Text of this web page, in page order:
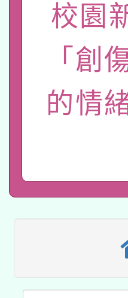
「數位
pilot」
有關大
薪期間
轉知經
業技術
用水績
115年8
桃園市
2026年
本校
招甄選
適應運
本館辦
暨閱讀
科技賦
礎課程
A3數位
校園
「創
的情